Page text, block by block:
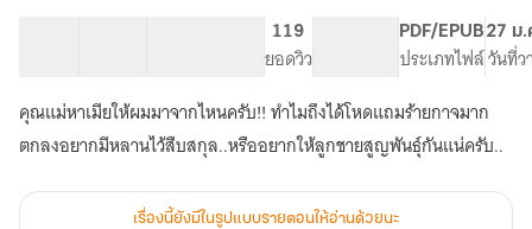
เมีย
แต่ง
ภัย
119
ยอดวิว
PDF/EPUB
ประเภทไฟล์
27 ม
วันที่ว
คุณแม่หาเมียให้ผมมาจากไหนครับ!! ทำไมถึงได้โหดแถมร้ายกาจมาก
ตกลงอยากมีหลานไว้สืบสกุล..หรืออยากให้ลูกชายสูญพันธุ์กันแน่ครับ..
เรื่องนี้ยังมีในรูปแบบรายตอนให้อ่านด้วยนะ